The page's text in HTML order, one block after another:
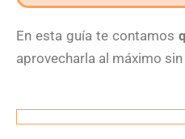
En esta guía te contamos
aprovecharla al máximo